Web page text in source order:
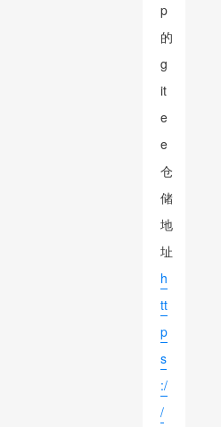
p
的
g
it
e
e
仓
储
地
址
h
tt
p
s
:/
/